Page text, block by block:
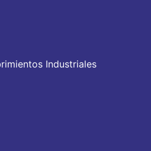
Industriales